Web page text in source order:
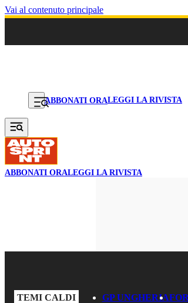
Vai al contenuto principale
ABBONATI ORALEGGI LA RIVISTA
ABBONATI ORALEGGI LA RIVISTA
TEMI CALDI GP UNGHERIA